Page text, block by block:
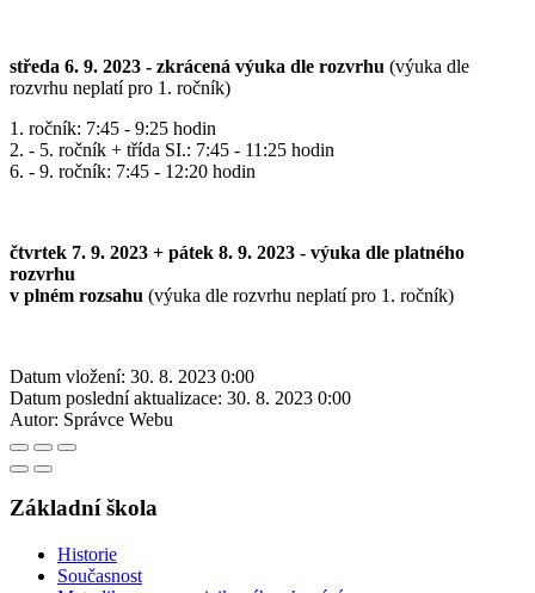
středa 6. 9. 2023 - zkrácená výuka dle rozvrhu (výuka dle
rozvrhu neplatí pro 1. ročník)
1. ročník: 7:45 - 9:25 hodin
2. - 5. ročník + třída SI.: 7:45 - 11:25 hodin
6. - 9. ročník: 7:45 - 12:20 hodin
čtvrtek 7. 9. 2023 + pátek 8. 9. 2023 - výuka dle platného
rozvrhu
v plném rozsahu (výuka dle rozvrhu neplatí pro 1. ročník)
Datum vložení: 30. 8. 2023 0:00
Datum poslední aktualizace: 30. 8. 2023 0:00
Autor: Správce Webu
Základní škola
Historie
Současnost